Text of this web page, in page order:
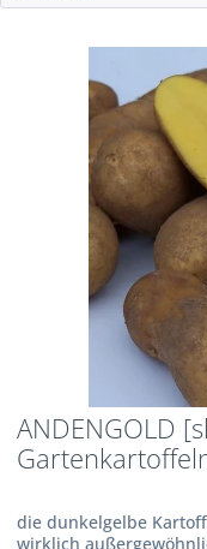
ANDENGOLD
die dunkelgelbe
wirklich